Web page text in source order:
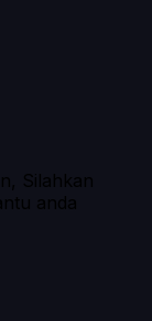
Silahkan
anda